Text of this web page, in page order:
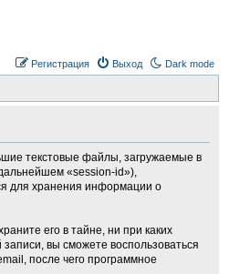
Dark mode
Выход
Регистрация
текстовые файлы, загружаемые в
«session-id»),
для хранения информации о
его в тайне, ни при каких
вы сможете воспользоваться
после чего программное